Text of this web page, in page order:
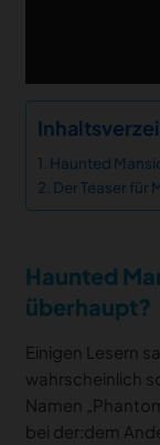
Haunted
Der Teaser für
Haunted
überhaupt?
Einigen Lesern
wahrscheinlich
Namen
bei der:dem